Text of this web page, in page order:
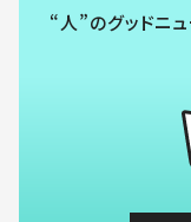
“人”のグッドニ